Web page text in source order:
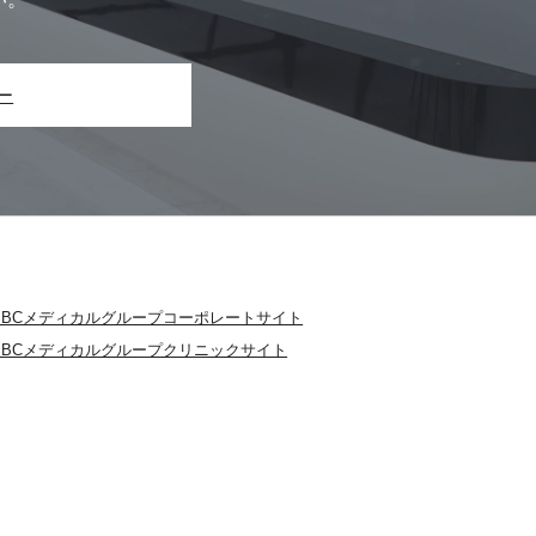
メディカルグループコーポレートサイト
メディカルグループクリニックサイト